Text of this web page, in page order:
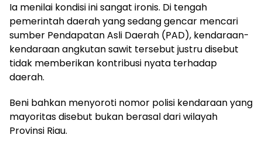
Ia menilai kondisi ini sangat ironis. Di tengah
pemerintah daerah yang sedang gencar mencari
sumber Pendapatan Asli Daerah (PAD), kendaraan-
kendaraan angkutan sawit tersebut justru disebut
tidak memberikan kontribusi nyata terhadap
daerah.
Beni bahkan menyoroti nomor polisi kendaraan yang
mayoritas disebut bukan berasal dari wilayah
Provinsi Riau.